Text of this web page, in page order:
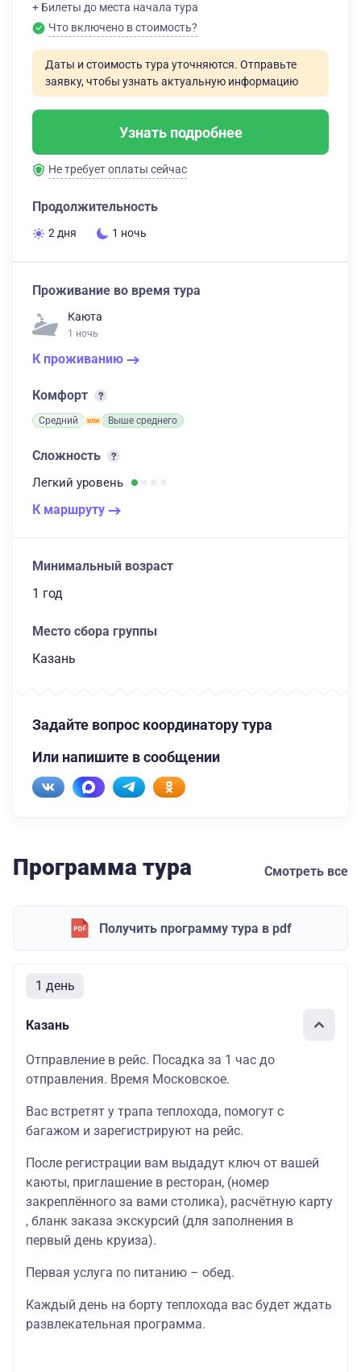
+ Билеты до места начала тура
Что включено в стоимость?
Даты и стоимость тура уточняются. Отправьте
заявку, чтобы узнать актуальную информацию
Узнать подробнее
Не требует оплаты сейчас
Продолжительность
2 дня 1 ночь
Проживание во время тура
Каюта
1 ночь
К проживанию
Комфорт
Средний Выше среднего
Сложность
Легкий уровень
К маршруту
Минимальный возраст
1 год
Место сбора группы
Казань
Задайте вопрос координатору тура
Или напишите в сообщении
Программа тура Смотреть все
Получить программу тура в pdf
1 день
Казань
Отправление в рейс. Посадка за 1 час до
отправления. Время Московское.
Вас встретят у трапа теплохода, помогут с
багажом и зарегистрируют на рейс.
После регистрации вам выдадут ключ от вашей
каюты, приглашение в ресторан, (номер
закреплённого за вами столика), расчётную карту
, бланк заказа экскурсий (для заполнения в
первый день круиза).
Первая услуга по питанию – обед.
Каждый день на борту теплохода вас будет ждать
развлекательная программа.